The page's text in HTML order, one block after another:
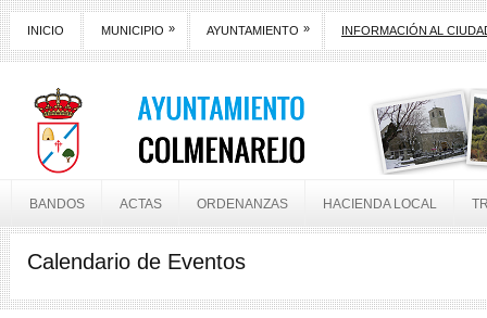
INICIO MUNICIPIO » AYUNTAMIENTO » INFORMACIÓN AL
BANDOS ACTAS ORDENANZAS HACIENDA LOCAL
Calendario de Eventos